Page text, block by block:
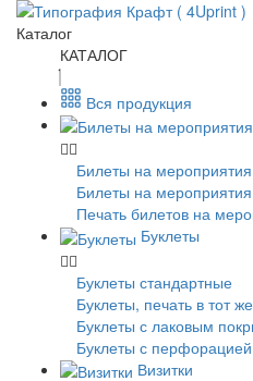
Каталог
КАТАЛОГ
Вся продукция
Билеты на
Билеты на
Печать билетов на
Буклеты
Буклеты стандартные
Буклеты, печать в тот
Буклеты с лаковым
Буклеты с перфорацией
Визитки